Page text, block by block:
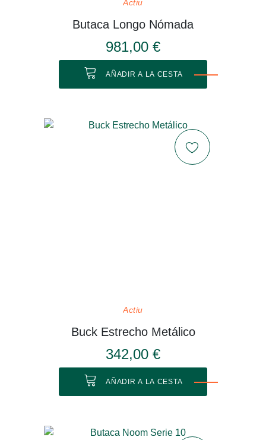
Actiu
Butaca Longo Nómada
981,00 €
AÑADIR A LA CESTA
Actiu
Buck Estrecho Metálico
342,00 €
AÑADIR A LA CESTA